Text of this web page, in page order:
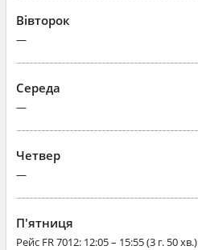
Вівторок
—
Середа
—
Четвер
—
П'ятниця
Рейс FR 7012: 12:05 – 15:55 (3 г. 50 хв.)